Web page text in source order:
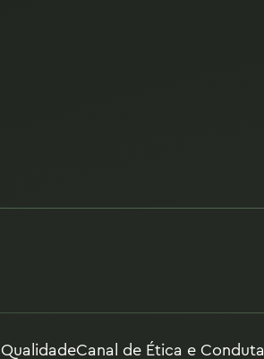
Canal de Ética e Conduta